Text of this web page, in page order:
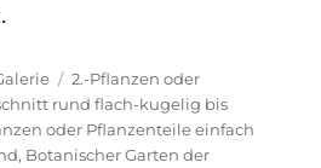
Kategorien
2.-Pflanzen oder
rund flach-kugelig bis
oder Pflanzenteile einfach
, Botanischer Garten der